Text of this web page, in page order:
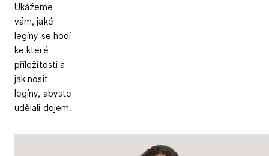
Ukážeme
vám, jaké
legíny se hodí
ke které
příležitosti a
jak nosit
legíny, abyste
udělali dojem.